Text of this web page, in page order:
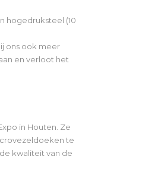
hogedruksteel (10
ons ook meer
en verloot het
in Houten. Ze
te
kwaliteit van de